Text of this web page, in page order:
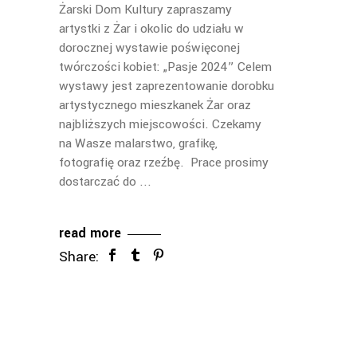
Żarski Dom Kultury zapraszamy
artystki z Żar i okolic do udziału w
dorocznej wystawie poświęconej
twórczości kobiet: „Pasje 2024” Celem
wystawy jest zaprezentowanie dorobku
artystycznego mieszkanek Żar oraz
najbliższych miejscowości. Czekamy
na Wasze malarstwo, grafikę,
fotografię oraz rzeźbę. Prace prosimy
dostarczać do
read more
Share: